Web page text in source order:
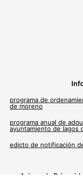
programa de
de moreno
programa anual de
ayuntamiento de lagos
edicto de notificación
Avisos de